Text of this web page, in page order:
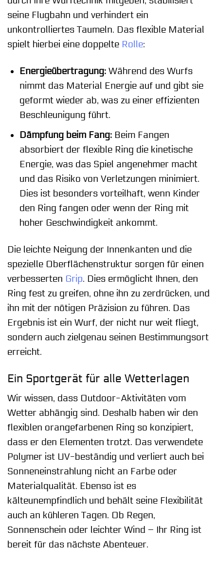
seine Flugbahn und verhindert ein
unkontrolliertes Taumeln. Das flexible Material
spielt hierbei eine doppelte Rolle:
Energieübertragung:Während des Wurfs
nimmt das Material Energie auf und gibt sie
geformt wieder ab, was zu einer effizienten
Beschleunigung führt.
Dämpfung beim Fang:Beim Fangen
absorbiert der flexible Ring die kinetische
Energie, was das Spiel angenehmer macht
und das Risiko von Verletzungen minimiert.
Dies ist besonders vorteilhaft, wenn Kinder
den Ring fangen oder wenn der Ring mit
hoher Geschwindigkeit ankommt.
Die leichte Neigung der Innenkanten und die
spezielle Oberflächenstruktur sorgen für einen
verbesserten Grip. Dies ermöglicht Ihnen, den
Ring fest zu greifen, ohne ihn zu zerdrücken, und
ihn mit der nötigen Präzision zu führen. Das
Ergebnis ist ein Wurf, der nicht nur weit fliegt,
sondern auch zielgenau seinen Bestimmungsort
erreicht.
Ein Sportgerät für alle Wetterlagen
Wir wissen, dass Outdoor-Aktivitäten vom
Wetter abhängig sind. Deshalb haben wir den
flexiblen orangefarbenen Ring so konzipiert,
dass er den Elementen trotzt. Das verwendete
Polymer ist UV-beständig und verliert auch bei
Sonneneinstrahlung nicht an Farbe oder
Materialqualität. Ebenso ist es
kälteunempfindlich und behält seine Flexibilität
auch an kühleren Tagen. Ob Regen,
Sonnenschein oder leichter Wind – Ihr Ring ist
bereit für das nächste Abenteuer.